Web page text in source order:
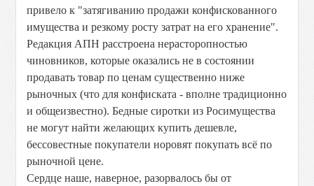
привело к "затягиванию продажи конфискованного
имущества и резкому росту затрат на его хранение".
Редакция АПН расстроена нерасторопностью
чиновников, которые оказались не в состоянии
продавать товар по ценам существенно ниже
рыночных (что для конфиската - вполне традиционно
и общеизвестно). Бедные сиротки из Росимущества
не могут найти желающих купить дешевле,
бессовестные покупатели норовят покупать всё по
рыночной цене.
Сердце наше, наверное, разорвалось бы от